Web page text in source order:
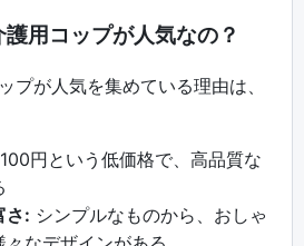
用コップが人気なの？
プが人気を集めている理由は、
100円という低価格で、高品質な
さ: シンプルなものから、おしゃ